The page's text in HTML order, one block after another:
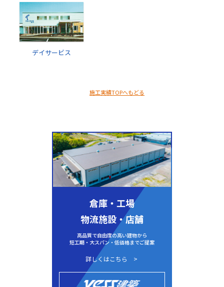
デイサービス
施工実績TOPへもどる
倉庫・工場
物流施設・店舗
高品質で自由度の高い建物から
短工期・大スパン・低価格までご提案
詳しくはこちら